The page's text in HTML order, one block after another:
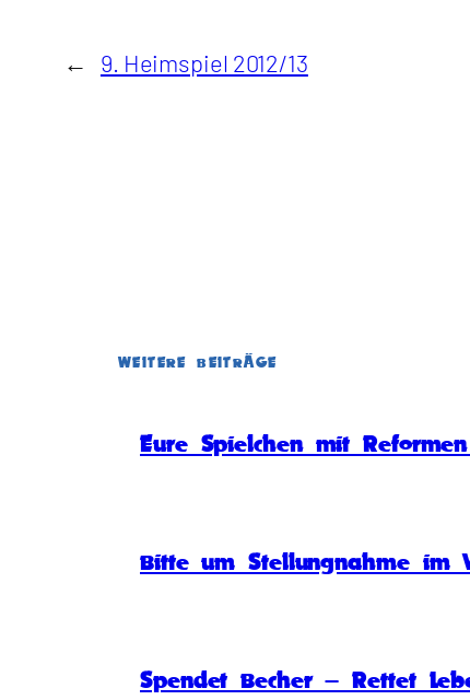
← 9. Heimspiel 2012/13
WEITERE BEITRÄGE
Eure Spielchen mit
Bitte um Stellungnahme im
Spendet Becher – Rettet